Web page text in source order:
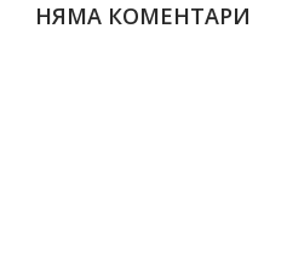
НЯМА КОМЕНТАРИ